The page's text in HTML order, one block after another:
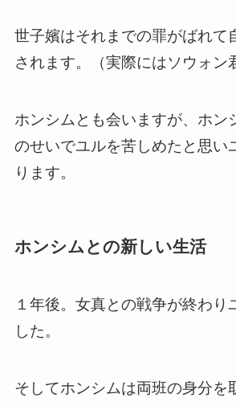
世子嬪はそれまでの罪がばれて
されます。（実際にはソウォン
ホンシムとも会いますが、ホン
のせいでユルを苦しめたと思い
ります。
ホンシムとの新しい生活
１年後。女真との戦争が終わり
した。
そしてホンシムは両班の身分を